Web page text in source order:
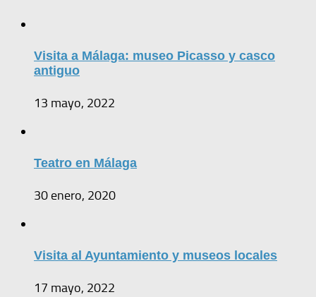
Visita a Málaga: museo Picasso y casco
antiguo
13 mayo, 2022
Teatro en Málaga
30 enero, 2020
Visita al Ayuntamiento y museos locales
17 mayo, 2022